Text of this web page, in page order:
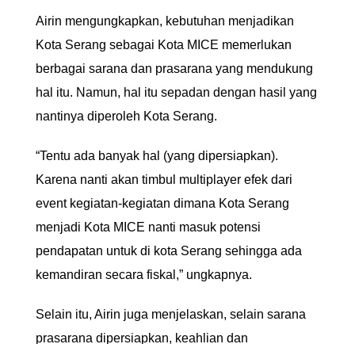
Airin mengungkapkan, kebutuhan menjadikan
Kota Serang sebagai Kota MICE memerlukan
berbagai sarana dan prasarana yang mendukung
hal itu. Namun, hal itu sepadan dengan hasil yang
nantinya diperoleh Kota Serang.
“Tentu ada banyak hal (yang dipersiapkan).
Karena nanti akan timbul multiplayer efek dari
event kegiatan-kegiatan dimana Kota Serang
menjadi Kota MICE nanti masuk potensi
pendapatan untuk di kota Serang sehingga ada
kemandiran secara fiskal,” ungkapnya.
Selain itu, Airin juga menjelaskan, selain sarana
prasarana dipersiapkan, keahlian dan